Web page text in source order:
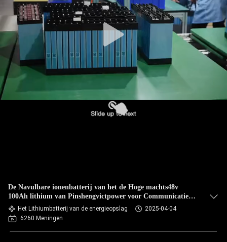
De Navulbare ionenbatterij van het de Hoge machts48v
100Ah lithium van Pinshengvictpower voor Communicatie
basisstation
Het Lithiumbatterij van de energieopslag
2025-04-04
6260 Meningen